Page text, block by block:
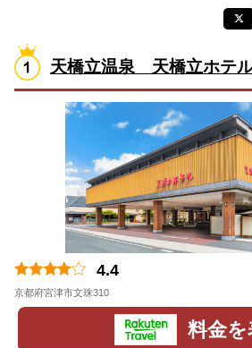
天橋立温泉 天橋立ホテ
4.4
京都府宮津市文珠310
料金を